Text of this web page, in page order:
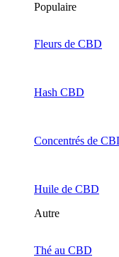
Populaire
Fleurs de CBD
Hash CBD
Concentrés de
Huile de CBD
Autre
Thé au CBD